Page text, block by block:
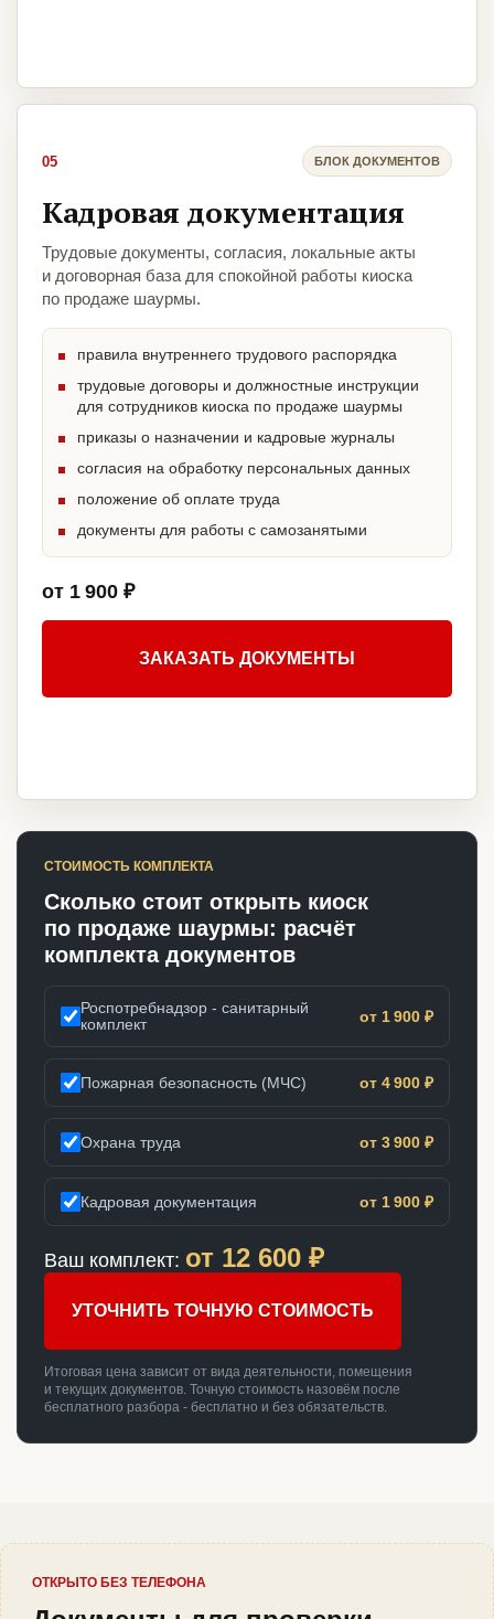
05 БЛОК ДОКУМЕНТОВ
Кадровая документация
Трудовые документы, согласия, локальные акты
и договорная база для спокойной работы киоска
по продаже шаурмы.
правила внутреннего трудового распорядка
трудовые договоры и должностные инструкции
для сотрудников киоска по продаже шаурмы
приказы о назначении и кадровые журналы
согласия на обработку персональных данных
положение об оплате труда
документы для работы с самозанятыми
от 1 900 ₽
ЗАКАЗАТЬ ДОКУМЕНТЫ
СТОИМОСТЬ КОМПЛЕКТА
Сколько стоит открыть киоск
по продаже шаурмы: расчёт
комплекта документов
Роспотребнадзор - санитарный
комплект
от 1 900 ₽
Пожарная безопасность (МЧС) от 4 900 ₽
Охрана труда от 3 900 ₽
Кадровая документация от 1 900 ₽
Ваш комплект: от 12 600 ₽
УТОЧНИТЬ ТОЧНУЮ СТОИМОСТЬ
Итоговая цена зависит от вида деятельности, помещения
и текущих документов. Точную стоимость назовём после
бесплатного разбора - бесплатно и без обязательств.
ОТКРЫТО БЕЗ ТЕЛЕФОНА